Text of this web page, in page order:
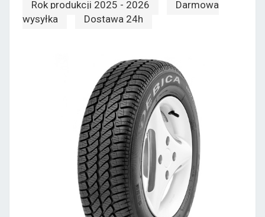
Rok produkcji 2025 - 2026
Darmowa
wysyłka
Dostawa 24h